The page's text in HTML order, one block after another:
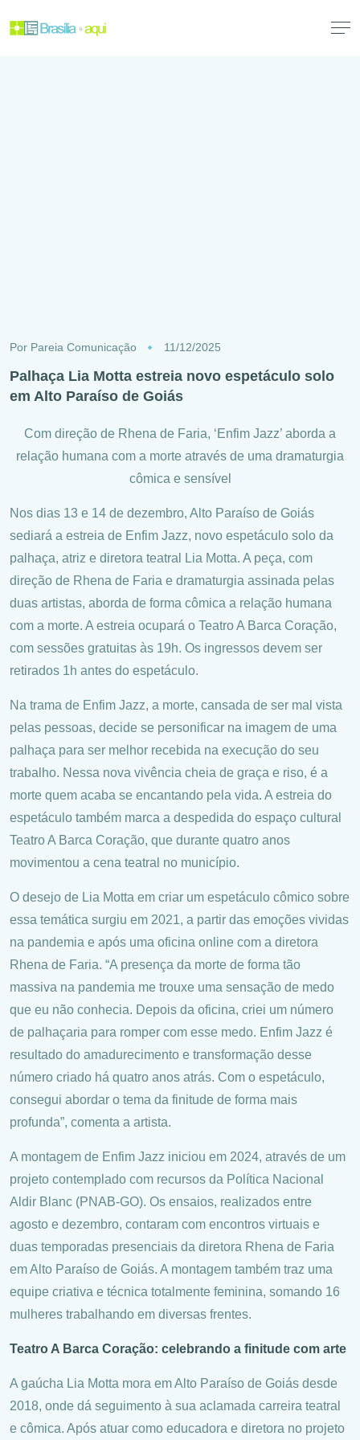
Por Pareia Comunicação 11/12/2025
Palhaça Lia Motta estreia novo espetáculo solo
em Alto Paraíso de Goiás
Com direção de Rhena de Faria, ‘Enfim Jazz’ aborda a
relação humana com a morte através de uma dramaturgia
cômica e sensível
Nos dias 13 e 14 de dezembro, Alto Paraíso de Goiás
sediará a estreia de Enfim Jazz, novo espetáculo solo da
palhaça, atriz e diretora teatral Lia Motta. A peça, com
direção de Rhena de Faria e dramaturgia assinada pelas
duas artistas, aborda de forma cômica a relação humana
com a morte. A estreia ocupará o Teatro A Barca Coração,
com sessões gratuitas às 19h. Os ingressos devem ser
retirados 1h antes do espetáculo.
Na trama de Enfim Jazz, a morte, cansada de ser mal vista
pelas pessoas, decide se personificar na imagem de uma
palhaça para ser melhor recebida na execução do seu
trabalho. Nessa nova vivência cheia de graça e riso, é a
morte quem acaba se encantando pela vida. A estreia do
espetáculo também marca a despedida do espaço cultural
Teatro A Barca Coração, que durante quatro anos
movimentou a cena teatral no município.
O desejo de Lia Motta em criar um espetáculo cômico sobre
essa temática surgiu em 2021, a partir das emoções vividas
na pandemia e após uma oficina online com a diretora
Rhena de Faria. “A presença da morte de forma tão
massiva na pandemia me trouxe uma sensação de medo
que eu não conhecia. Depois da oficina, criei um número
de palhaçaria para romper com esse medo. Enfim Jazz é
resultado do amadurecimento e transformação desse
número criado há quatro anos atrás. Com o espetáculo,
consegui abordar o tema da finitude de forma mais
profunda”, comenta a artista.
A montagem de Enfim Jazz iniciou em 2024, através de um
projeto contemplado com recursos da Política Nacional
Aldir Blanc (PNAB-GO). Os ensaios, realizados entre
agosto e dezembro, contaram com encontros virtuais e
duas temporadas presenciais da diretora Rhena de Faria
em Alto Paraíso de Goiás. A montagem também traz uma
equipe criativa e técnica totalmente feminina, somando 16
mulheres trabalhando em diversas frentes.
Teatro A Barca Coração: celebrando a finitude com arte
A gaúcha Lia Motta mora em Alto Paraíso de Goiás desde
2018, onde dá seguimento à sua aclamada carreira teatral
e cômica. Após atuar como educadora e diretora no projeto